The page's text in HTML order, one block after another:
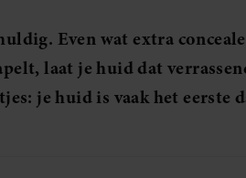
Even wat extra
laat je huid dat
je huid is vaak het eerste